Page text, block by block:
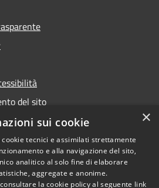
del sito
Copyright © 2026 • Comune di
Viano • Powered by
×
sui cookie
tecnici e assimilati strettamente
e alla navigazione del sito,
analitico al solo fine di elaborare
aggregate e anonime.
la cookie policy al seguente link